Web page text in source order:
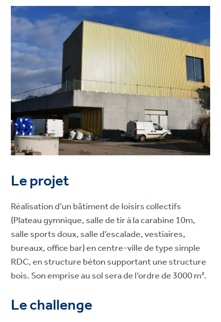
Le projet
Réalisation d’un bâtiment de loisirs collectifs
(Plateau gymnique, salle de tir à la carabine 10m,
salle sports doux, salle d’escalade, vestiaires,
bureaux, office bar) en centre-ville de type simple
RDC, en structure béton supportant une structure
bois. Son emprise au sol sera de l’ordre de 3000 m².
Le challenge